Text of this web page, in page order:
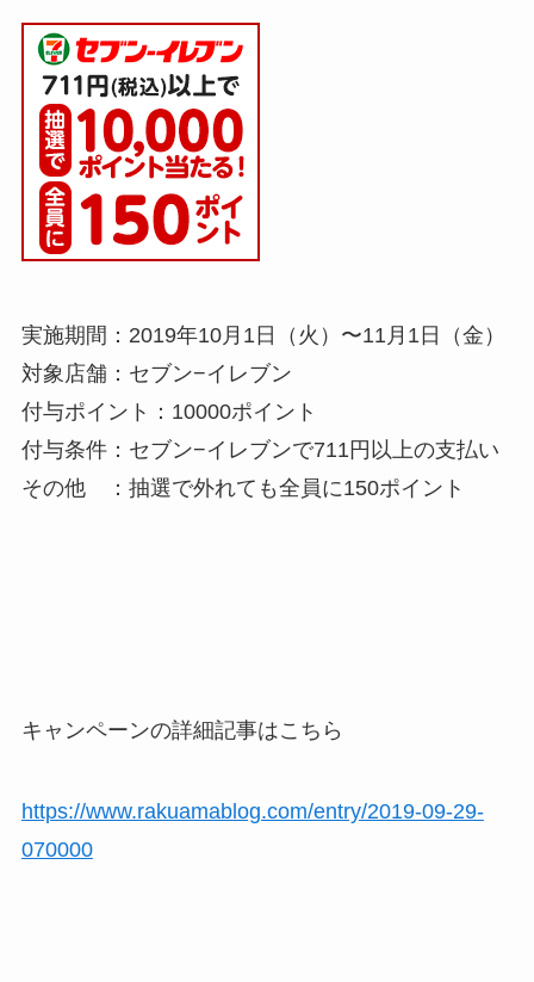
実施期間：2019年10月1日（火）〜11月1日（金）
対象店舗：セブン−イレブン
付与ポイント：10000ポイント
付与条件：セブン−イレブンで711円以上の支払い
その他 ：抽選で外れても全員に150ポイント
キャンペーンの詳細記事はこちら
https://www.rakuamablog.com/entry/2019-09-29-
070000